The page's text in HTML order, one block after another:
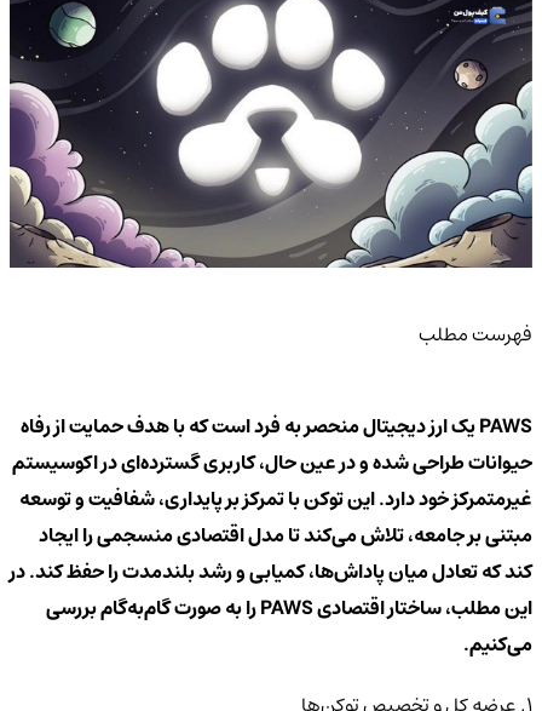
فهرست مطلب
PAWS یک ارز دیجیتال منحصر به فرد است که با هدف حمایت از رفاه
حیوانات طراحی شده و در عین حال، کاربری گسترده‌ای در اکوسیستم
غیرمتمرکز خود دارد. این توکن با تمرکز بر پایداری، شفافیت و توسعه
مبتنی بر جامعه، تلاش می‌کند تا مدل اقتصادی منسجمی را ایجاد
کند که تعادل میان پاداش‌ها، کمیابی و رشد بلندمدت را حفظ کند. در
این مطلب، ساختار اقتصادی PAWS را به صورت گام‌به‌گام بررسی
می‌کنیم.